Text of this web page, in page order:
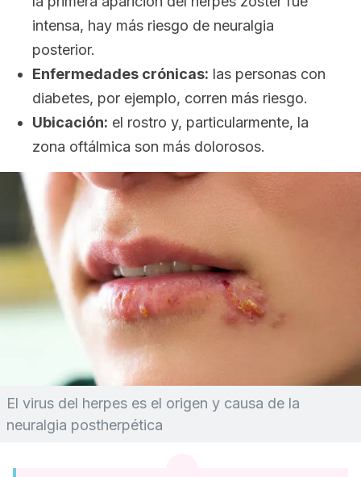
intensa, hay más riesgo de neuralgia
posterior.
Enfermedades crónicas: las personas con
diabetes, por ejemplo, corren más riesgo.
Ubicación: el rostro y, particularmente, la
zona oftálmica son más dolorosos.
El virus del herpes es el origen y causa de la
neuralgia postherpética